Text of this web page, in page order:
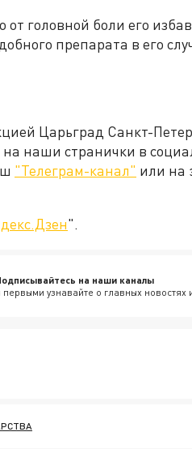
головной боли его
препарата в его
Царьград Санкт-
наши странички в
"Телеграм-канал" или на
".
на наши каналы
первыми узнавайте о главных